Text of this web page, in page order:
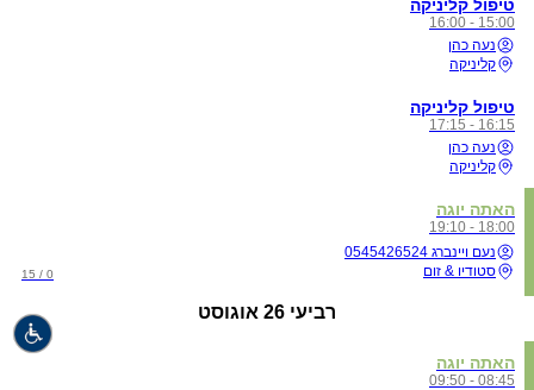
טיפול קליניקה
15:00 - 16:00
נעה כהן
קליניקה
טיפול קליניקה
16:15 - 17:15
נעה כהן
קליניקה
האתה יוגה
18:00 - 19:10
נעם ויינברג 0545426524
סטודיו & זום
0 / 15
רביעי 26 אוגוסט
האתה יוגה
08:45 - 09:50